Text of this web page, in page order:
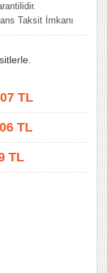
Taksit İmkanı
TL
TL
TL